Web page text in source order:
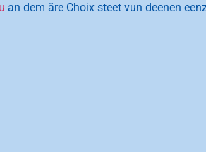
an dem äre Choix steet vun deenen